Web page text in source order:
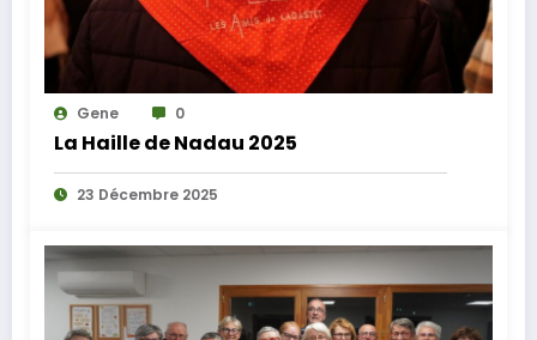
Gene 0
La Haille de Nadau 2025
23 Décembre 2025